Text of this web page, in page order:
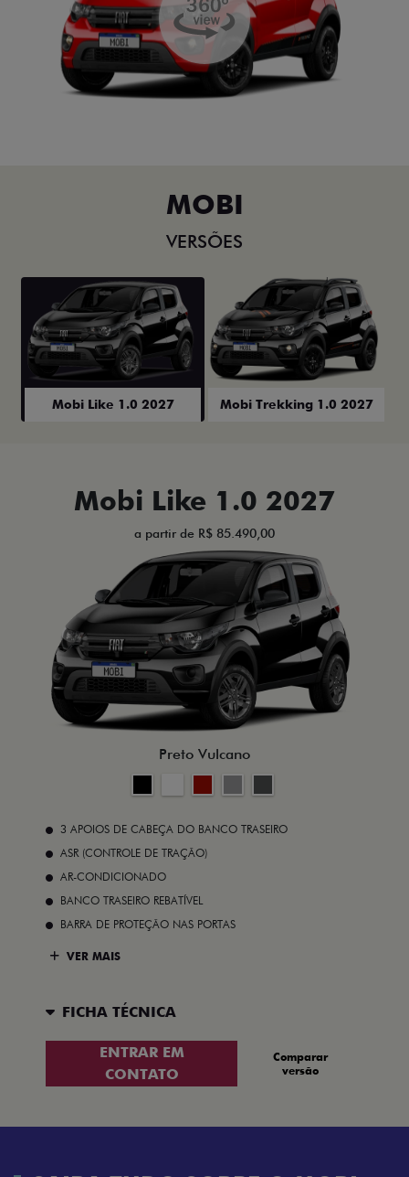
MOBI
VERSÕES
Mobi Like 1.0 2027 Mobi Trekking 1.0 2027
Mobi Like 1.0 2027
a partir de R$ 85.490,00
Preto Vulcano
3 APOIOS DE CABEÇA DO BANCO TRASEIRO
ASR (CONTROLE DE TRAÇÃO)
AR-CONDICIONADO
BANCO TRASEIRO REBATÍVEL
BARRA DE PROTEÇÃO NAS PORTAS
VER MAIS
FICHA TÉCNICA
ENTRAR EM
CONTATO
Comparar
versão